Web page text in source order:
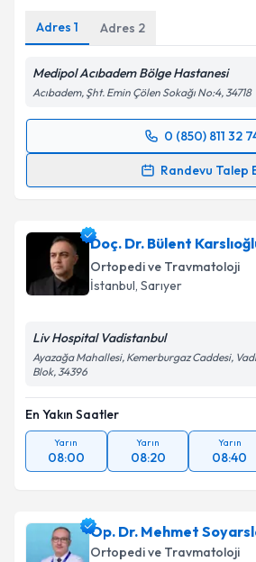
Kişisel verilerimin
kapsamda işlenmesini kabul
Takvim Talebini
Adres 1 Adres 2
Medipol Acıbadem Bölge Hastanesi
Acıbadem, Şht. Emin Çölen Sokağı No:4, 34718
0 (850) 811 32
Randevu Talep
Randevu Takvimi Talebi
almanız için bir takvim
bilgilendireceğiz.
E-posta Adresiniz
Metni'ni okudum ve kişisel
kapsamda işlenmesini kabul
Takvim Talebini
Doç. Dr. Bülent
Ortopedi ve Travmatoloji
İstanbul, Sarıyer
Liv Hospital Vadistanbul
Ayazağa Mahallesi, Kemerburgaz Caddesi,
Blok, 34396
En Yakın Saatler
Yarın
08:00
Yarın
08:20
Yarın
08:40
Op. Dr. Mehmet
Ortopedi ve Travmatoloji